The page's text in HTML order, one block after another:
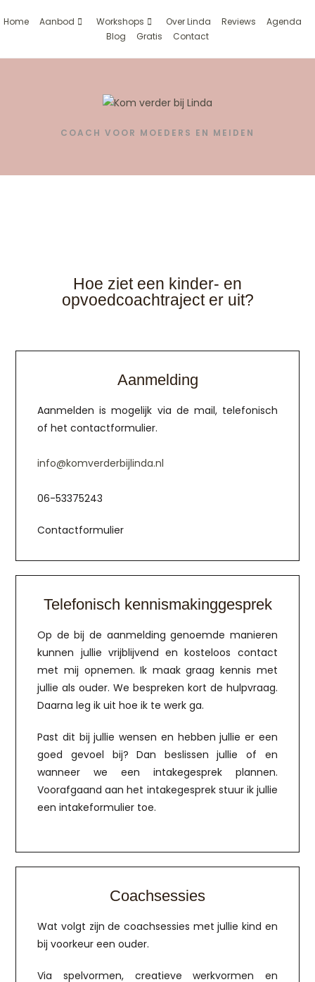
Home Aanbod Workshops Over Linda Reviews
Agenda
Blog
Gratis Contact
COACH VOOR MOEDERS EN MEIDEN
Werkwijze
Hoe ziet een kinder- en
opvoedcoachtraject er uit?
Aanmelding
Aanmelden is mogelijk via de mail, telefonisch
of het contactformulier.
info@komverderbijlinda.nl
06-53375243
Contactformulier
Telefonisch kennismakinggesprek
Op de bij de aanmelding genoemde manieren
kunnen jullie vrijblijvend en kosteloos contact
met mij opnemen. Ik maak graag kennis met
jullie als ouder. We bespreken kort de hulpvraag.
Daarna leg ik uit hoe ik te werk ga.
Past dit bij jullie wensen en hebben jullie er een
goed gevoel bij? Dan beslissen jullie of en
wanneer we een intakegesprek plannen.
Voorafgaand aan het intakegesprek stuur ik jullie
een intakeformulier toe.
Coachsessies
Wat volgt zijn de coachsessies met jullie kind en
bij voorkeur een ouder.
Via spelvormen, creatieve werkvormen en